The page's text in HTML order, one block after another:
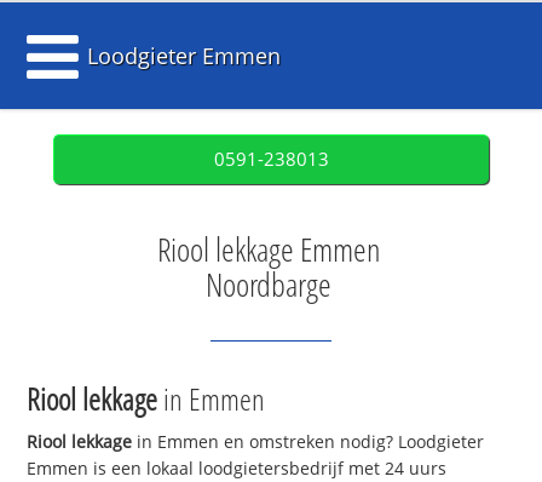
Loodgieter Emmen
0591-238013
Riool lekkage Emmen
Noordbarge
Riool lekkagein Emmen
Riool lekkage in Emmen en omstreken nodig? Loodgieter
Emmen is een lokaal loodgietersbedrijf met 24 uurs